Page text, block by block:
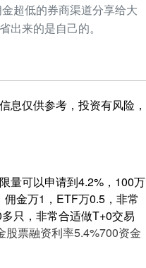
超低的券商渠道分享给大
出来的是自己的。
息仅供参考，投资有风险，
量可以申请到4.2%，100万
金万1，ETF万0.5，非常
只，非常合适做T+0交易
股票融资利率5.4%700资金